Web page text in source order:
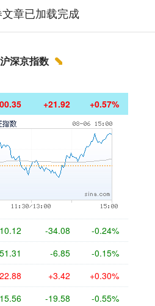
章已加载完成
沪深京指数
+21.92 +0.57%
-34.08 -0.24%
-6.85 -0.15%
+3.42 +0.30%
-19.58 -0.55%